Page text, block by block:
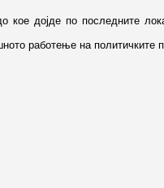
дојде по последните
работење на политичките